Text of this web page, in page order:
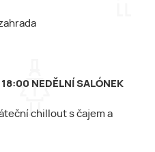
NEDĚLNÍ SALÓNEK
chillout s čajem a